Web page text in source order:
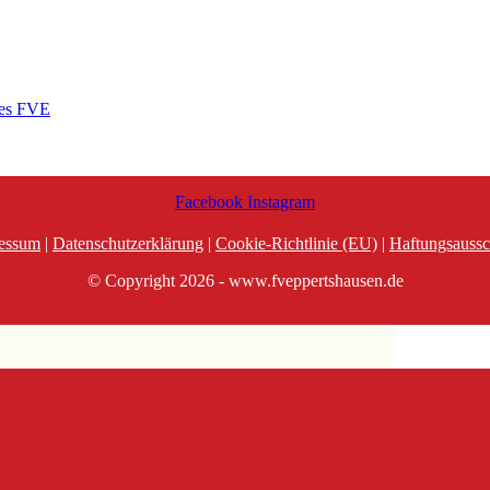
FVE
Facebook Instagram
| Datenschutzerklärung | Cookie-Richtlinie (EU) |
© Copyright 2026 - www.fveppertshausen.de